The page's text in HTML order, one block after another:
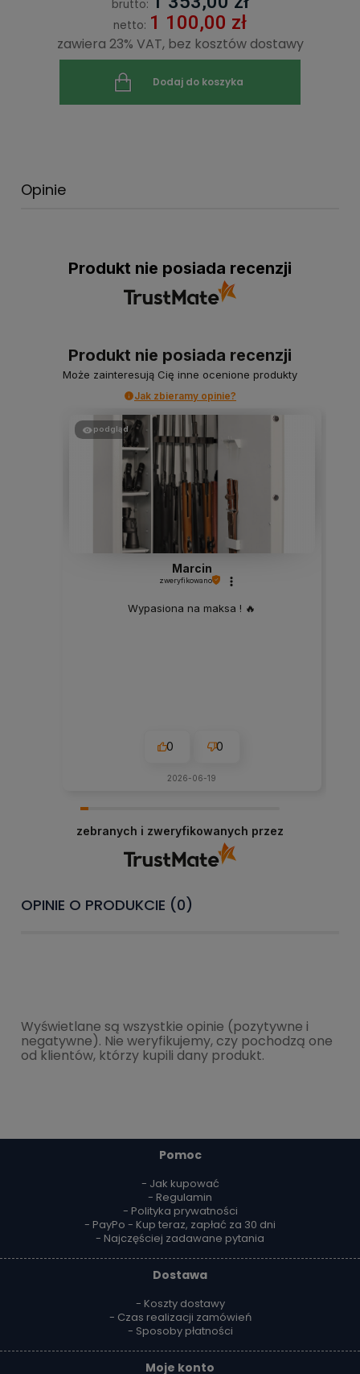
brutto:
netto: 1 100,00 zł
zawiera 23% VAT, bez kosztów dostawy
Dodaj do koszyka
Opinie
Produkt nie posiada recenzji
Produkt nie posiada recenzji
Może zainteresują Cię inne ocenione produkty
Jak zbieramy opinie?
podgląd
Marcin
zweryfikowano
Wypasiona na maksa ! 🔥
0 0
2026-06-19
zebranych i zweryfikowanych przez
OPINIE O PRODUKCIE (0)
Wyświetlane są wszystkie opinie (pozytywne i
negatywne). Nie weryfikujemy, czy pochodzą one
od klientów, którzy kupili dany produkt.
Pomoc
- Jak kupować
- Regulamin
- Polityka prywatności
- PayPo - Kup teraz, zapłać za 30 dni
- Najczęściej zadawane pytania
Dostawa
- Koszty dostawy
- Czas realizacji zamówień
- Sposoby płatności
Moje konto